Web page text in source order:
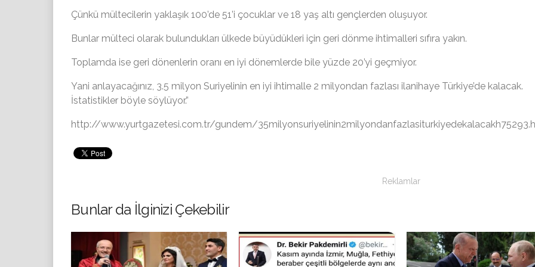
Çünkü mültecilerin yaklaşık 100’de 51’i çocuklar ve 18 yaş altı gençlerden oluşuyor.
Bunlar mülteci olarak bulundukları ülkede büyüdükleri için geri dönme ihtimalleri sıfıra yakın.
Toplamda ise geri dönenlerin oranı en iyi dönemlerde bile yüzde 20’yi geçmiyor.
Yani anlayacağınız, 3.5 milyon Suriyelinin en iyi ihtimalle 2 milyondan fazlası ilanihaye Türkiye’de kalacak.
İstatistikler böyle söylüyor.”
http://www.yurtgazetesi.com.tr/gundem/
Reklamlar
Bunlar da İlginizi Çekebilir